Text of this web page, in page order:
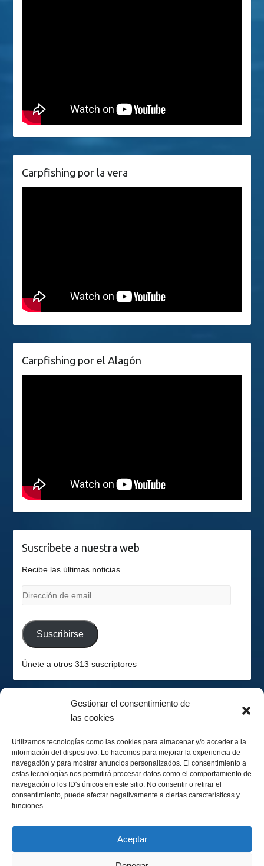
Gestionar el consentimiento de
las cookies
Utilizamos tecnologías como las cookies para almacenar y/o acceder a la
información del dispositivo. Lo hacemos para mejorar la experiencia de
navegación y para mostrar anuncios personalizados. El consentimiento a
estas tecnologías nos permitirá procesar datos como el comportamiento de
navegación o los ID's únicos en este sitio. No consentir o retirar el
consentimiento, puede afectar negativamente a ciertas características y
funciones.
Aceptar
Carpfishing por la vera
Carpfishing por el Alagón
Suscríbete a nuestra web
Recibe las últimas noticias
Dirección
email
Suscribirse
Únete a otros 313 suscriptores
Hemisferio Sur
Calendario Lunar